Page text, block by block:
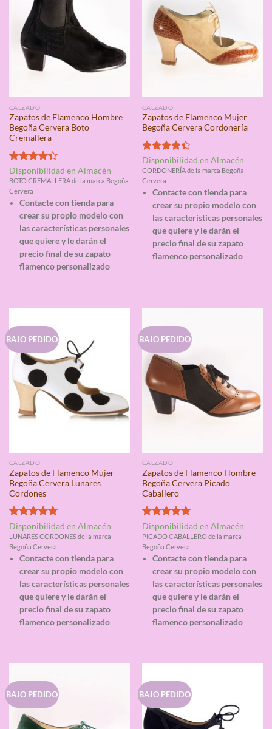
CALZADO
Zapatos de Flamenco Hombre
Begoña Cervera Boto
Cremallera
Valorado
con4.33
de 5
Disponibilidad en Almacén
BOTO CREMALLERA de la marca Begoña
Cervera
Contacte con tienda para
crear su propio modelo con
las características personales
que quiere y le darán el
precio final de su zapato
flamenco personalizado
CALZADO
Zapatos de Flamenco Mujer
Begoña Cervera Cordonería
Valorado
con4.33
de 5
Disponibilidad en Almacén
CORDONERÍA de la marca Begoña
Cervera
Contacte con tienda para
crear su propio modelo con
las características personales
que quiere y le darán el
precio final de su zapato
flamenco personalizado
BAJO PEDIDO
CALZADO
Zapatos de Flamenco Mujer
Begoña Cervera Lunares
Cordones
Valorado
con5.00
de 5
Disponibilidad en Almacén
LUNARES CORDONES de la marca
Begoña Cervera
Contacte con tienda para
crear su propio modelo con
las características personales
que quiere y le darán el
precio final de su zapato
flamenco personalizado
BAJO PEDIDO
CALZADO
Zapatos de Flamenco Hombre
Begoña Cervera Picado
Caballero
Valorado
con5.00
de 5
Disponibilidad en Almacén
PICADO CABALLERO de la marca
Begoña Cervera
Contacte con tienda para
crear su propio modelo con
las características personales
que quiere y le darán el
precio final de su zapato
flamenco personalizado
BAJO PEDIDO BAJO PEDIDO